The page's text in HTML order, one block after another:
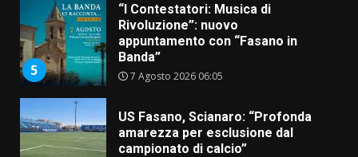
5
“I Contestatori: Musica di
Rivoluzione”: nuovo
appuntamento con “Fasano in
Banda”
7 Agosto 2026 06:05
US Fasano, Scianaro: “Profonda
amarezza per esclusione dal
campionato di calcio”